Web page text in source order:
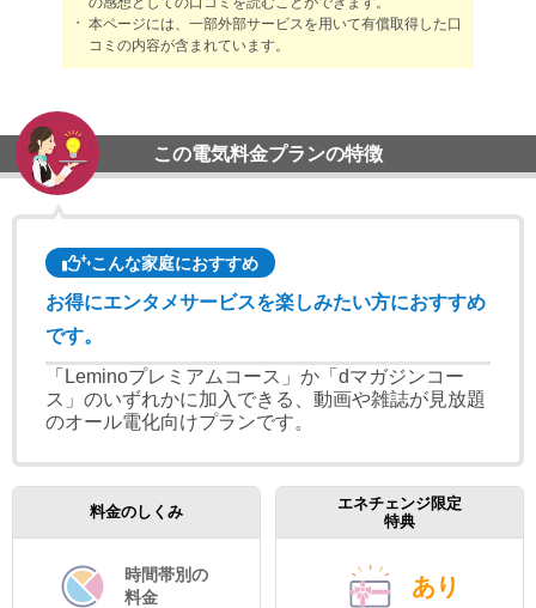
本ページには、一部外部サービスを用いて有償取得した口
コミの内容が含まれています。
この電気料金プランの特徴
こんな家庭におすすめ
お得にエンタメサービスを楽しみたい方におすすめ
です。
「Leminoプレミアムコース」か「dマガジンコー
ス」のいずれかに加入できる、動画や雑誌が見放題
のオール電化向けプランです。
料金のしくみ
時間帯別の
料金
エネチェンジ限定
特典
あり